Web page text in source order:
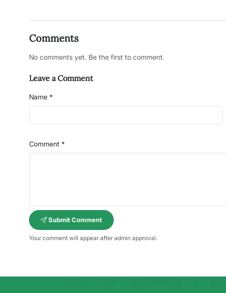
Comments
No comments yet. Be the first to comment.
Leave a Comment
Name *
Comment *
Submit Comment
Your comment will appear after admin approval.